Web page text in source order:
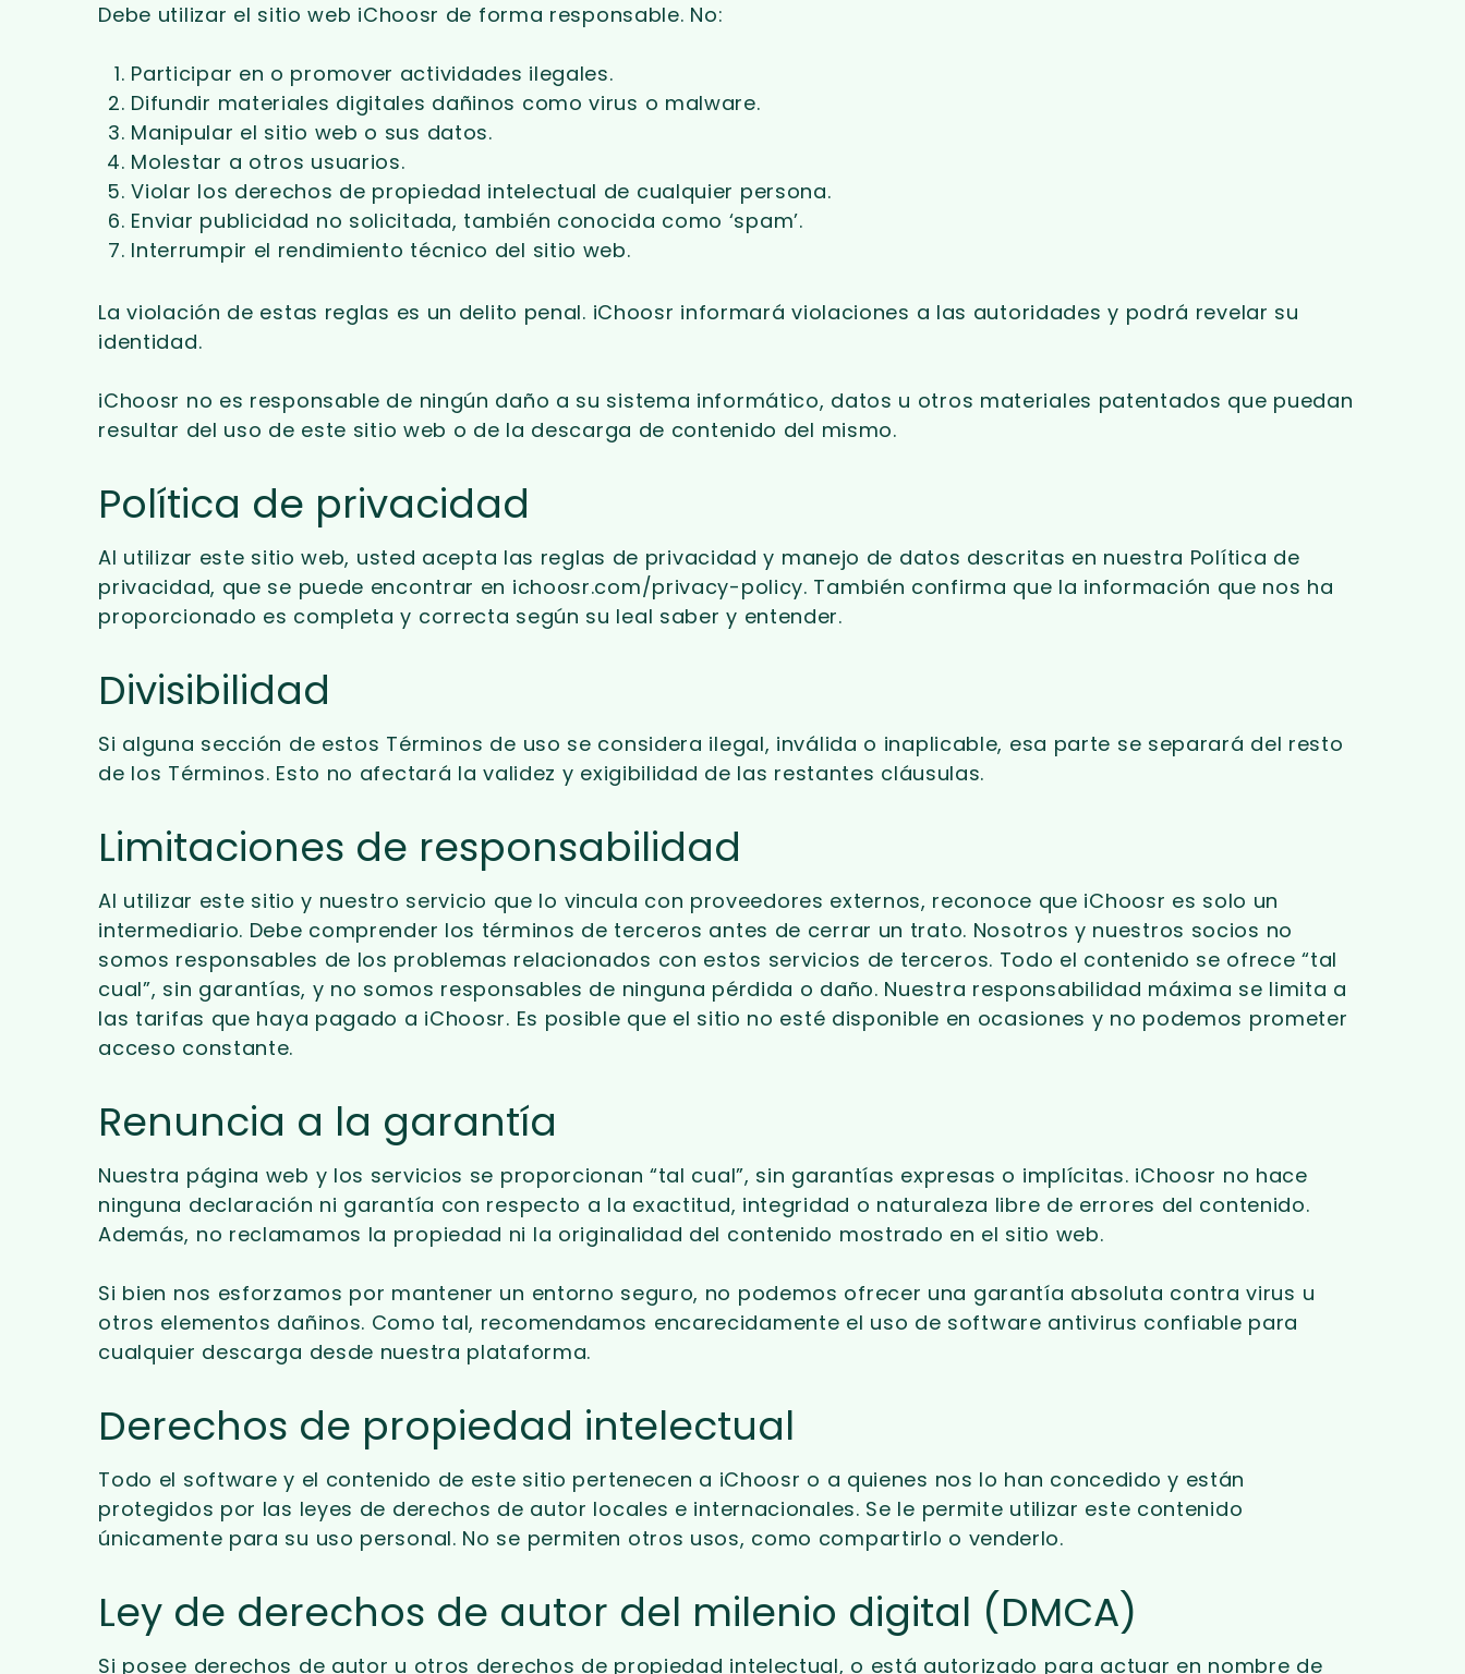
Debe utilizar el sitio web iChoosr de forma responsable. No:
Participar en o promover actividades ilegales.
Difundir materiales digitales dañinos como virus o malware.
Manipular el sitio web o sus datos.
Molestar a otros usuarios.
Violar los derechos de propiedad intelectual de cualquier persona.
Enviar publicidad no solicitada, también conocida como ‘spam’.
Interrumpir el rendimiento técnico del sitio web.
La violación de estas reglas es un delito penal. iChoosr informará violaciones a las autoridades y podrá revelar su
identidad.
iChoosr no es responsable de ningún daño a su sistema informático, datos u otros materiales patentados que puedan
resultar del uso de este sitio web o de la descarga de contenido del mismo.
Política de privacidad
Al utilizar este sitio web, usted acepta las reglas de privacidad y manejo de datos descritas en nuestra Política de
privacidad, que se puede encontrar en ichoosr.com/privacy-policy. También confirma que la información que nos ha
proporcionado es completa y correcta según su leal saber y entender.
Divisibilidad
Si alguna sección de estos Términos de uso se considera ilegal, inválida o inaplicable, esa parte se separará del resto
de los Términos. Esto no afectará la validez y exigibilidad de las restantes cláusulas.
Limitaciones de responsabilidad
Al utilizar este sitio y nuestro servicio que lo vincula con proveedores externos, reconoce que iChoosr es solo un
intermediario. Debe comprender los términos de terceros antes de cerrar un trato. Nosotros y nuestros socios no
somos responsables de los problemas relacionados con estos servicios de terceros. Todo el contenido se ofrece “tal
cual”, sin garantías, y no somos responsables de ninguna pérdida o daño. Nuestra responsabilidad máxima se limita a
las tarifas que haya pagado a iChoosr. Es posible que el sitio no esté disponible en ocasiones y no podemos prometer
acceso constante.
Renuncia a la garantía
Nuestra página web y los servicios se proporcionan “tal cual”, sin garantías expresas o implícitas. iChoosr no hace
ninguna declaración ni garantía con respecto a la exactitud, integridad o naturaleza libre de errores del contenido.
Además, no reclamamos la propiedad ni la originalidad del contenido mostrado en el sitio web.
Si bien nos esforzamos por mantener un entorno seguro, no podemos ofrecer una garantía absoluta contra virus u
otros elementos dañinos. Como tal, recomendamos encarecidamente el uso de software antivirus confiable para
cualquier descarga desde nuestra plataforma.
Derechos de propiedad intelectual
Todo el software y el contenido de este sitio pertenecen a iChoosr o a quienes nos lo han concedido y están
protegidos por las leyes de derechos de autor locales e internacionales. Se le permite utilizar este contenido
únicamente para su uso personal. No se permiten otros usos, como compartirlo o venderlo.
Ley de derechos de autor del milenio digital (DMCA)
Si posee derechos de autor u otros derechos de propiedad intelectual, o está autorizado para actuar en nombre de